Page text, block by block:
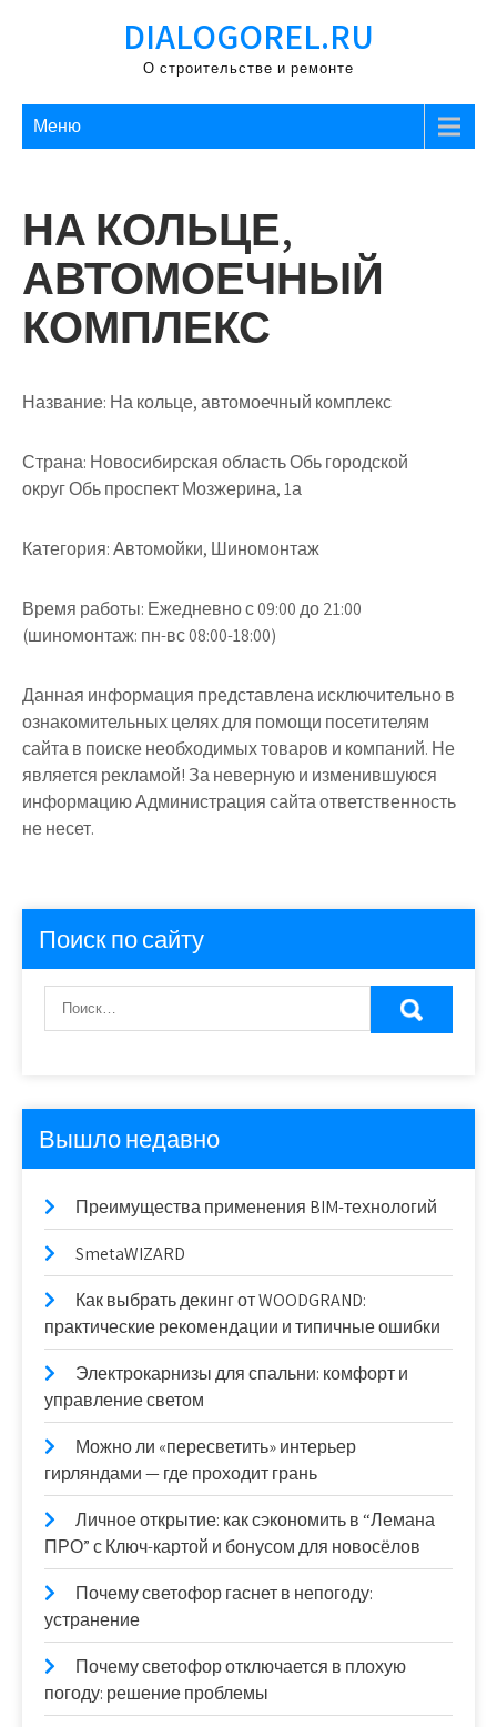
DIALOGOREL.RU
О строительстве и ремонте
Меню
НА КОЛЬЦЕ,
АВТОМОЕЧНЫЙ
КОМПЛЕКС
Название: На кольце, автомоечный комплекс
Страна: Новосибирская область Обь городской
округ Обь проспект Мозжерина, 1а
Категория:Автомойки, Шиномонтаж
Время работы: Ежедневно с 09:00 до 21:00
(шиномонтаж: пн-вс 08:00-18:00)
Данная информация представлена исключительно в
ознакомительных целях для помощи посетителям
сайта в поиске необходимых товаров и компаний. Не
является рекламой! За неверную и изменившуюся
информацию Администрация сайта ответственность
не несет.
Поиск по сайту
Вышло недавно
Преимущества применения BIM-технологий
SmetaWIZARD
Как выбрать декинг от WOODGRAND:
практические рекомендации и типичные ошибки
Электрокарнизы для спальни: комфорт и
управление светом
Можно ли «пересветить» интерьер
гирляндами — где проходит грань
Личное открытие: как сэкономить в “Лемана
ПРО” с Ключ-картой и бонусом для новосёлов
Почему светофор гаснет в непогоду:
устранение
Почему светофор отключается в плохую
погоду: решение проблемы